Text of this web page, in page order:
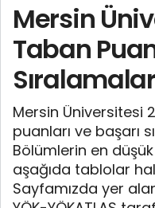
Mersin
Taban
Mersin
puanları ve başarı
Bölümlerin en
aşağıda tablolar
Sayfamızda yer